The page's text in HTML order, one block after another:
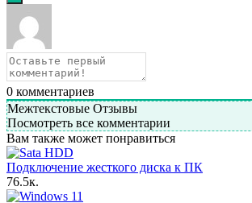
0 комментариев
Межтекстовые Отзывы
Посмотреть все комментарии
Вам также может понравиться
Подключение жесткого диска к ПК
76.5к.